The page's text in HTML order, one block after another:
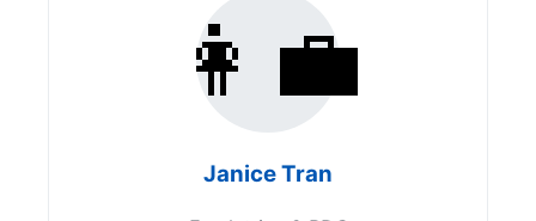
👩‍💼
Janice Tran